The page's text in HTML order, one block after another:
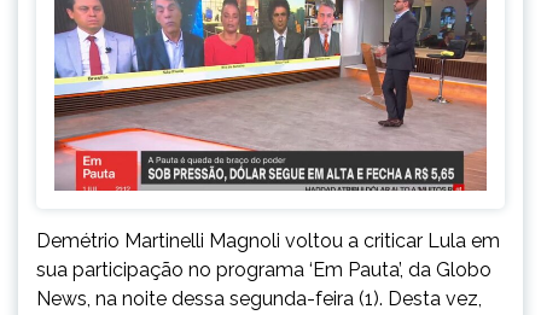
Demétrio Martinelli Magnoli voltou a criticar Lula em
sua participação no programa ‘Em Pauta’, da Globo
News, na noite dessa segunda-feira (1). Desta vez,